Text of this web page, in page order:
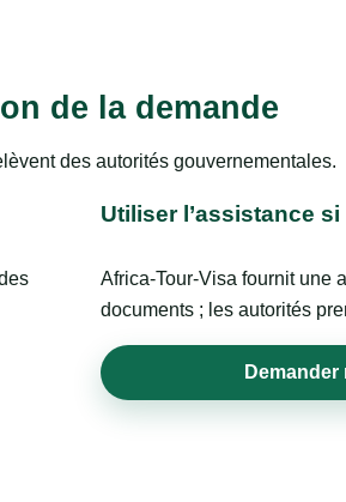
de la demande
des autorités gouvernementales.
Utiliser l’assistance
Africa-Tour-Visa fournit une
documents ; les autorités